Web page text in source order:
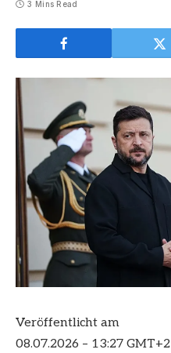
3 Mins Read
Veröffentlicht am
08.07.2026 – 13:27 GMT+2